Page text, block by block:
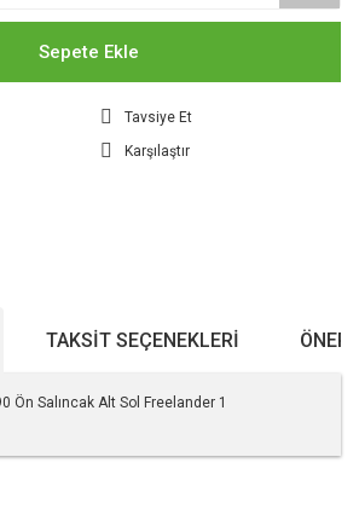
Sepete Ekle
Tavsiye Et
Karşılaştır
TAKSIT SEÇENEKLERI
Ön Salıncak Alt Sol Freelander 1